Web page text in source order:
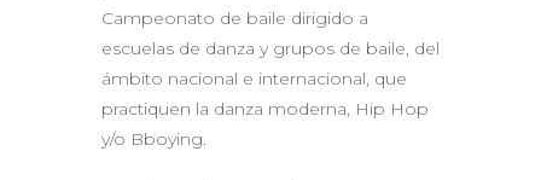
Campeonato de baile dirigido a
escuelas de danza y grupos de baile, del
ámbito nacional e internacional, que
practiquen la danza moderna, Hip Hop
y/o Bboying.